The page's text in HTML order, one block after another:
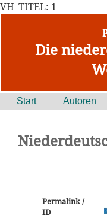
VH_TITEL: 1
Die
Start Autoren
Permalink /
ID